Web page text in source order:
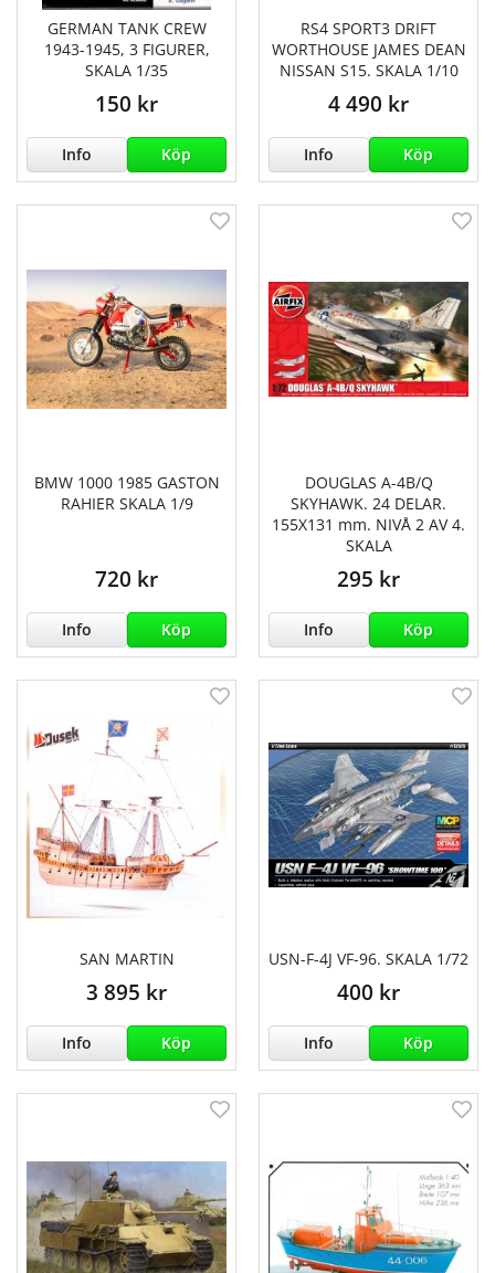
GERMAN TANK CREW
1943-1945, 3 FIGURER,
SKALA 1/35
150 kr
Info Köp
RS4 SPORT3 DRIFT
WORTHOUSE JAMES DEAN
NISSAN S15. SKALA 1/10
4 490 kr
Info Köp
BMW 1000 1985 GASTON
RAHIER SKALA 1/9
720 kr
Info Köp
DOUGLAS A-4B/Q
SKYHAWK. 24 DELAR.
155X131 mm. NIVÅ 2 AV 4.
SKALA
295 kr
Info Köp
SAN MARTIN
3 895 kr
Info Köp
USN-F-4J VF-96. SKALA 1/72
400 kr
Info Köp